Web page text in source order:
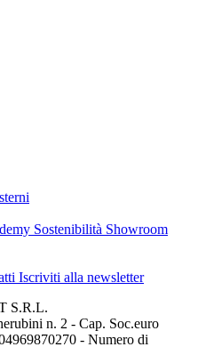
Sostenibilità Showroom
Iscriviti alla newsletter
S.R.L.
n. 2 - Cap. Soc.euro
- Numero di